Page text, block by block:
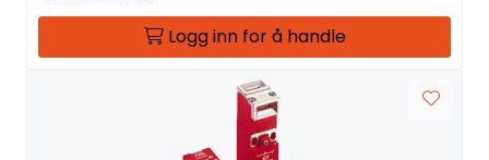
Logg inn for å handle